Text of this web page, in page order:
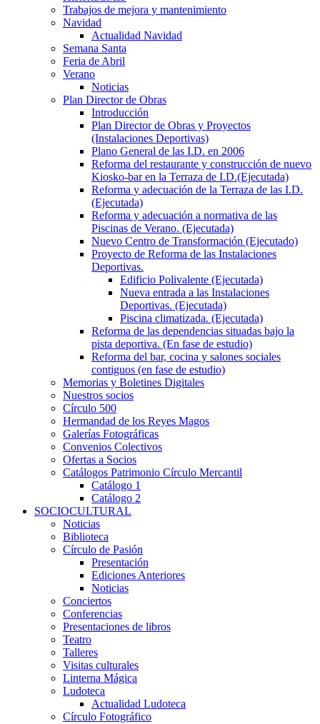
Trabajos de mejora y mantenimiento
Navidad
Actualidad Navidad
Semana Santa
Feria de Abril
Verano
Noticias
Plan Director de Obras
Introducción
Plan Director de Obras y Proyectos
(Instalaciones Deportivas)
Plano General de las I.D. en 2006
Reforma del restaurante y construcción de nuevo
Kiosko-bar en la Terraza de I.D.(Ejecutada)
Reforma y adecuación de la Terraza de las I.D.
(Ejecutada)
Reforma y adecuación a normativa de las
Piscinas de Verano. (Ejecutada)
Nuevo Centro de Transformación (Ejecutado)
Proyecto de Reforma de las Instalaciones
Deportivas.
Edificio Polivalente (Ejecutada)
Nueva entrada a las Instalaciones
Deportivas. (Ejecutada)
Piscina climatizada. (Ejecutada)
Reforma de las dependencias situadas bajo la
pista deportiva. (En fase de estudio)
Reforma del bar, cocina y salones sociales
contiguos (en fase de estudio)
Memorias y Boletines Digitales
Nuestros socios
Círculo 500
Hermandad de los Reyes Magos
Galerías Fotográficas
Convenios Colectivos
Ofertas a Socios
Catálogos Patrimonio Círculo Mercantil
Catálogo 1
Catálogo 2
SOCIOCULTURAL
Noticias
Biblioteca
Círculo de Pasión
Presentación
Ediciones Anteriores
Noticias
Conciertos
Conferencias
Presentaciones de libros
Teatro
Talleres
Visitas culturales
Linterna Mágica
Ludoteca
Actualidad Ludoteca
Círculo Fotográfico